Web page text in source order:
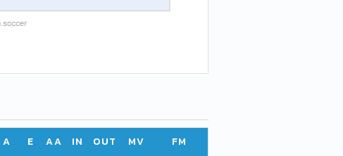
A E AA IN OUT MV FM